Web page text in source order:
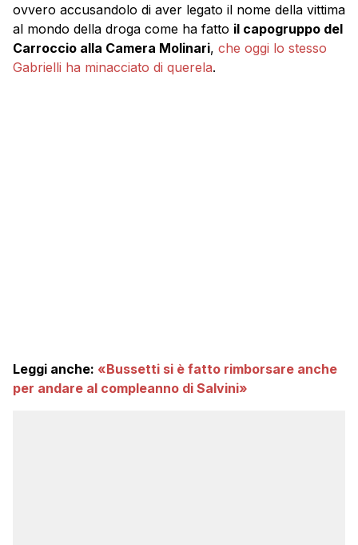
ovvero accusandolo di aver legato il nome della vittima
al mondo della droga come ha fatto il capogruppo del
Carroccio alla Camera Molinari, che oggi lo stesso
Gabrielli ha minacciato di querela.
Leggi anche: «Bussetti si è fatto rimborsare anche
per andare al compleanno di Salvini»